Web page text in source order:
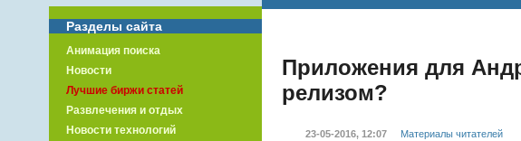
Приложения для
релизом?
23-05-2016, 12:07 Материалы читателей
Разделы сайта
Анимация поиска
Новости
Лучшие биржи статей
Развлечения и отдых
Новости технологий